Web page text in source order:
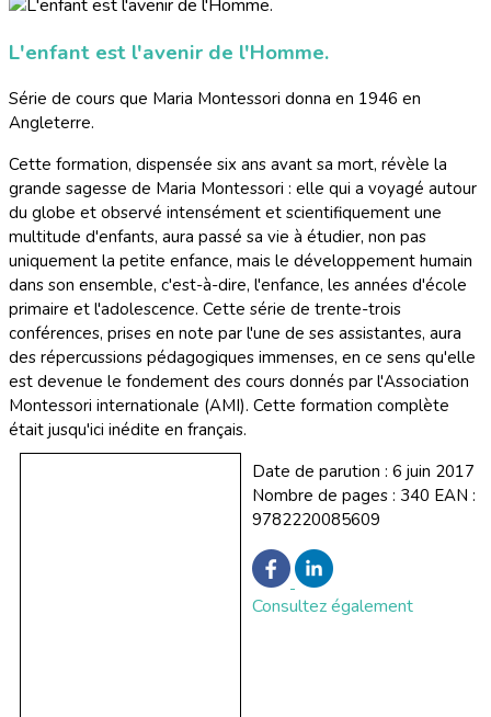
L'enfant est l'avenir de l'Homme.
Série de cours que Maria Montessori donna en 1946 en
Angleterre.
Cette formation, dispensée six ans avant sa mort, révèle la
grande sagesse de Maria Montessori : elle qui a voyagé autour
du globe et observé intensément et scientifiquement une
multitude d'enfants, aura passé sa vie à étudier, non pas
uniquement la petite enfance, mais le développement humain
dans son ensemble, c'est-à-dire, l'enfance, les années d'école
primaire et l'adolescence. Cette série de trente-trois
conférences, prises en note par l'une de ses assistantes, aura
des répercussions pédagogiques immenses, en ce sens qu'elle
est devenue le fondement des cours donnés par l'Association
Montessori internationale (AMI). Cette formation complète
était jusqu'ici inédite en français.
Date de parution : 6 juin 2017
Nombre de pages : 340 EAN :
9782220085609
Consultez également